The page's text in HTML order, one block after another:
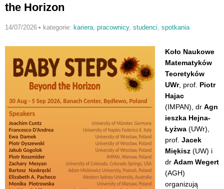
the Horizon
14/07/2026 • kategorie: kariera, pracownicy, studenci spotkania
Koło Naukowe
Matematyków
Teoretyków
UWr, prof. Piotr
Hajac
(IMPAN) , dr Agn
ieszka Hejna-
Łyżwa (UWr),
prof. Jacek
Miękisz (UW) i
dr Adam Wegert
(AGH)
organizują